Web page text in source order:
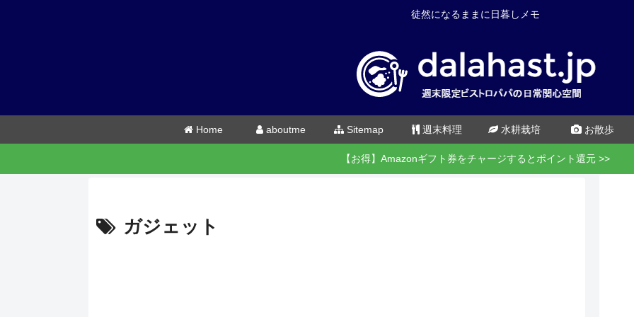
徒然になるままに日暮しメモ
Home aboutme Sitemap 週末料理 水耕栽培 お散歩
【お得】Amazonギフト券をチャージするとポイント還元 >>
ガジェット